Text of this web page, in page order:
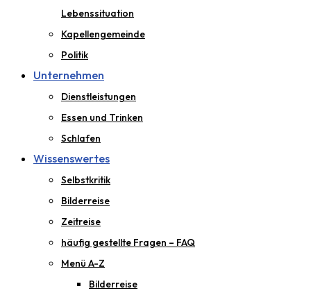
Lebenssituation
Kapellengemeinde
Politik
Unternehmen
Dienstleistungen
Essen und Trinken
Schlafen
Wissenswertes
Selbstkritik
Bilderreise
Zeitreise
häufig gestellte Fragen – FAQ
Menü A-Z
Bilderreise